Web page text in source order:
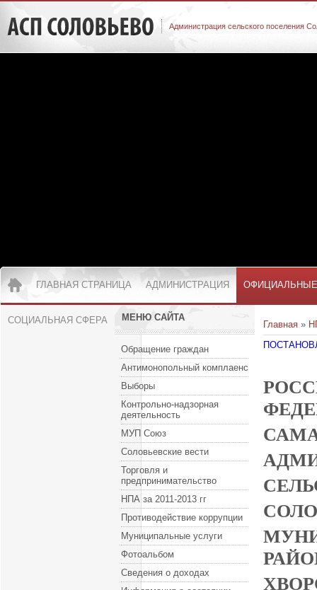
Администрация сельского поселения
ГЛАВНАЯ СТРАНИЦА АДМИНИСТРАЦИЯ
СОЦИАЛЬНАЯ СФЕРА МЕНЮ САЙТА
Обращение граждан
Антимонопольный комплаенс
Выборы
Контрольно-надзорная
деятельность
МУП Союз
Соловьевские вести
Торговля и
предпринимательство
НПА за 2011-2013 гг
Противодействие коррупции
Муниципальные услуги
Фотоальбом
Сведения о доходах
Главная »